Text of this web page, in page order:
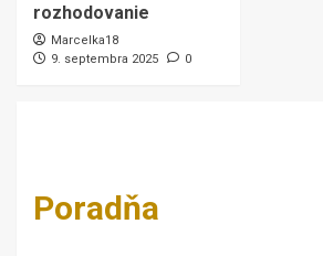
rozhodovanie
Marcelka18
9. septembra 2025
0
Poradňa